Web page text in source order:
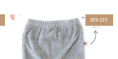
30% OFF